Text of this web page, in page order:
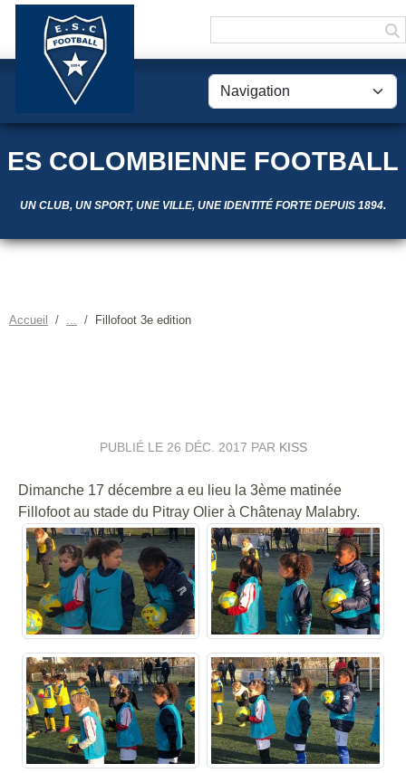
ES COLOMBIENNE FOOTBALL
UN CLUB, UN SPORT, UNE VILLE, UNE IDENTITÉ FORTE DEPUIS 1894.
Accueil Fillofoot 3e edition
PUBLIÉ LE 26 DÉC. 2017 PAR KISS
Dimanche 17 décembre a eu lieu la 3ème matinée
Fillofoot au stade du Pitray Olier à Châtenay Malabry.